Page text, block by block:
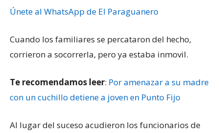
Únete al WhatsApp de El Paraguanero
Cuando los familiares se percataron del hecho,
corrieron a socorrerla, pero ya estaba inmovil.
Te recomendamos leer: Por amenazar a su madre
con un cuchillo detiene a joven en Punto Fijo
Al lugar del suceso acudieron los funcionarios de